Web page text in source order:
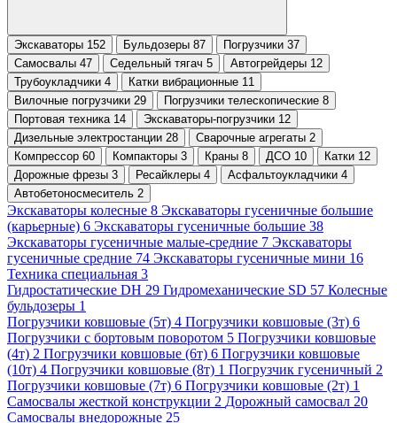
Экскаваторы 152 Бульдозеры 87
Погрузчики 37
Самосвалы 47
Седельный тягач 5
Автогрейдеры 12
Трубоукладчики 4
Катки вибрационные 11
Вилочные погрузчики 29
Погрузчики телескопические 8
Портовая техника 14
Экскаваторы-погрузчики 12
Дизельные электростанции 28
Сварочные агрегаты 2
Компрессор 60
Компакторы 3 Краны 8 ДСО 10
Катки 12
Дорожные фрезы 3
Ресайклеры 4
Асфальтоукладчики 4
Автобетоносмеситель 2
Экскаваторы колесные 8 Экскаваторы гусеничные большие
(карьерные) 6 Экскаваторы гусеничные большие 38
Экскаваторы гусеничные малые-средние 7 Экскаваторы
гусеничные средние 74 Экскаваторы гусеничные мини 16
Техника специальная 3
Гидростатические DH 29 Гидромеханические SD 57 Колесные
бульдозеры 1
Погрузчики ковшовые (5т) 4 Погрузчики ковшовые (3т) 6
Погрузчики с бортовым поворотом 5 Погрузчики ковшовые
(4т) 2 Погрузчики ковшовые (6т) 6 Погрузчики ковшовые
(10т) 4 Погрузчики ковшовые (8т) 1 Погрузчик гусеничный 2
Погрузчики ковшовые (7т) 6 Погрузчики ковшовые (2т) 1
Самосвалы жесткой конструкции 2 Дорожный самосвал 20
Самосвалы внедорожные 25